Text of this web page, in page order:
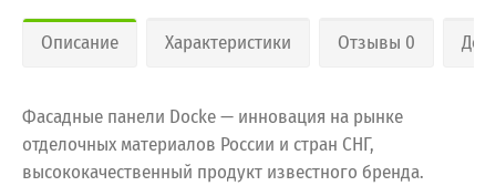
Описание Характеристики Отзывы 0
Фасадные панели Docke — инновация на рынке
отделочных материалов России и стран СНГ,
высококачественный продукт известного бренда.